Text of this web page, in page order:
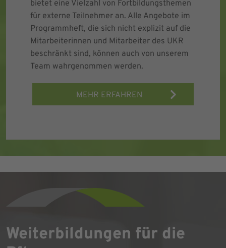
bietet eine Vielzahl von Fortbildungsthemen
für externe Teilnehmer an. Alle Angebote im
Programmheft, die sich nicht explizit auf die
Mitarbeiterinnen und Mitarbeiter des UKR
beschränkt sind, können auch von unserem
Team wahrgenommen werden.
MEHR ERFAHREN
Weiterbildungen für die